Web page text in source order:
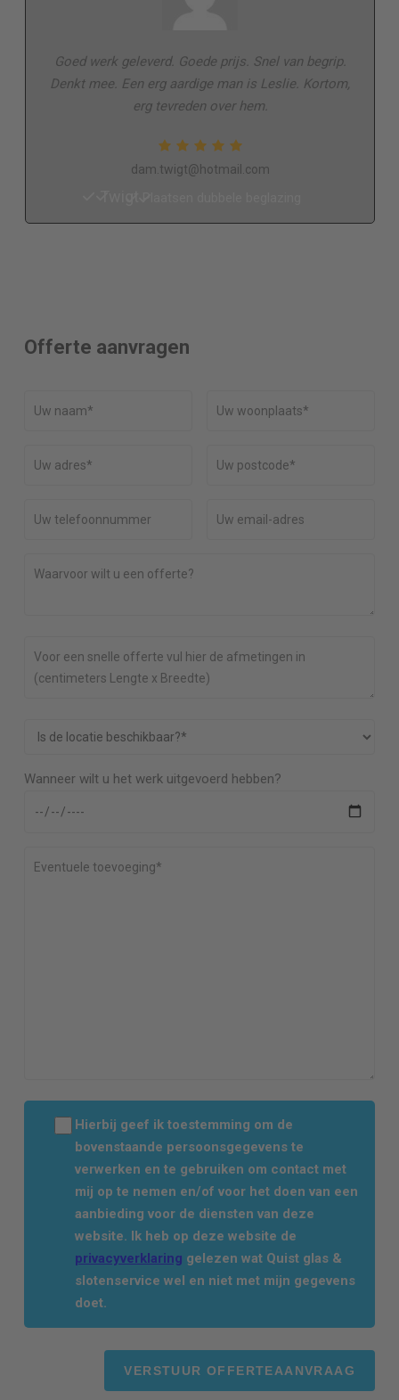
Goed werk geleverd. Goede prijs. Snel van begrip.
Denkt mee. Een erg aardige man is Leslie. Kortom,
erg tevreden over hem.
dam.twigt@hotmail.com
Offerte aanvragen
Wanneer wilt u het werk uitgevoerd hebben?
Hierbij geef ik toestemming om de
bovenstaande persoonsgegevens te
verwerken en te gebruiken om contact met
mij op te nemen en/of voor het doen van een
aanbieding voor de diensten van deze
website. Ik heb op deze website de
privacyverklaring gelezen wat Quist glas &
slotenservice wel en niet met mijn gegevens
doet.